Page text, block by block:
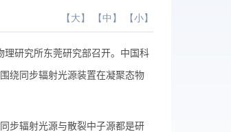
【 大 】 【中 】 【小】
研究所东莞研究部召开。中国科
绕同步辐射光源装置在凝聚态物
步辐射光源与散裂中子源都是研